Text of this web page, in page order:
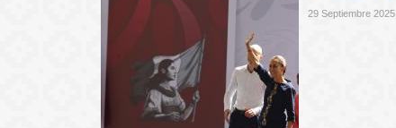
29 Septiembre 2025